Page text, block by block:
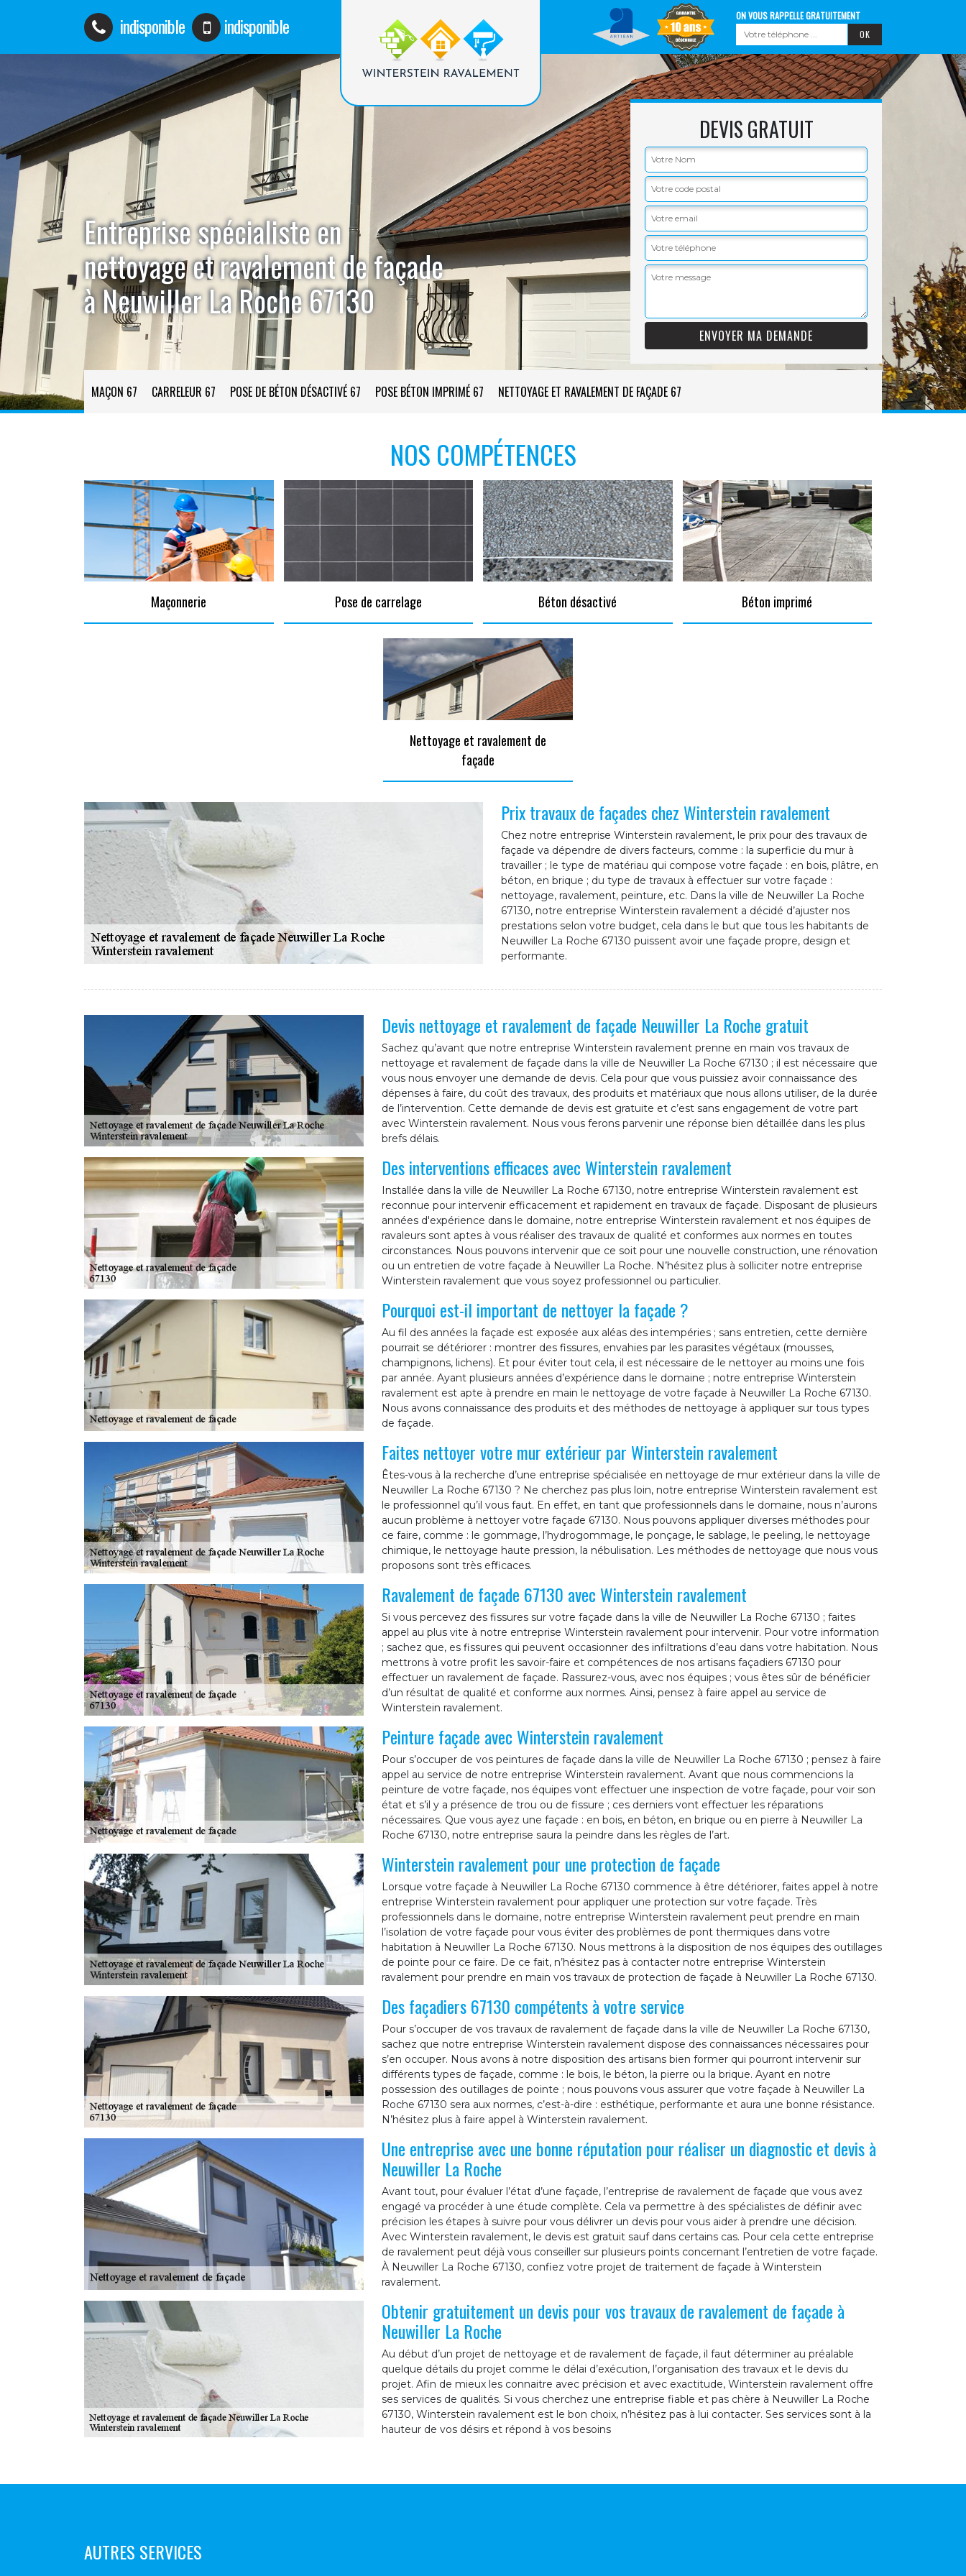
indisponible indisponible ON VOUS RAPPELLE GRATUITEMENT
Entreprise spécialiste en
nettoyage et ravalement de façade
à Neuwiller La Roche 67130
DEVIS GRATUIT
MAÇON 67 CARRELEUR 67 POSE DE BÉTON DÉSACTIVÉ 67 POSE BÉTON IMPRIMÉ 67 NETTOYAGE ET RAVALEMENT DE FAÇADE 67
NOS COMPÉTENCES
Maçonnerie Pose de carrelage Béton désactivé Béton imprimé
Nettoyage et ravalement de
façade
Prix travaux de façades chez Winterstein ravalement
Chez notre entreprise Winterstein ravalement, le prix pour des travaux de
façade va dépendre de divers facteurs, comme : la superficie du mur à
travailler ; le type de matériau qui compose votre façade : en bois, plâtre, en
béton, en brique ; du type de travaux à effectuer sur votre façade :
nettoyage, ravalement, peinture, etc. Dans la ville de Neuwiller La Roche
67130, notre entreprise Winterstein ravalement a décidé d’ajuster nos
prestations selon votre budget, cela dans le but que tous les habitants de
Neuwiller La Roche 67130 puissent avoir une façade propre, design et
performante.
Devis nettoyage et ravalement de façade Neuwiller La Roche gratuit
Sachez qu’avant que notre entreprise Winterstein ravalement prenne en main vos travaux de
nettoyage et ravalement de façade dans la ville de Neuwiller La Roche 67130 ; il est nécessaire que
vous nous envoyer une demande de devis. Cela pour que vous puissiez avoir connaissance des
dépenses à faire, du coût des travaux, des produits et matériaux que nous allons utiliser, de la durée
de l’intervention. Cette demande de devis est gratuite et c’est sans engagement de votre part
avec Winterstein ravalement. Nous vous ferons parvenir une réponse bien détaillée dans les plus
brefs délais.
Des interventions efficaces avec Winterstein ravalement
Installée dans la ville de Neuwiller La Roche 67130, notre entreprise Winterstein ravalement est
reconnue pour intervenir efficacement et rapidement en travaux de façade. Disposant de plusieurs
années d'expérience dans le domaine, notre entreprise Winterstein ravalement et nos équipes de
ravaleurs sont aptes à vous réaliser des travaux de qualité et conformes aux normes en toutes
circonstances. Nous pouvons intervenir que ce soit pour une nouvelle construction, une rénovation
ou un entretien de votre façade à Neuwiller La Roche. N’hésitez plus à solliciter notre entreprise
Winterstein ravalement que vous soyez professionnel ou particulier.
Pourquoi est-il important de nettoyer la façade ?
Au fil des années la façade est exposée aux aléas des intempéries ; sans entretien, cette dernière
pourrait se détériorer : montrer des fissures, envahies par les parasites végétaux (mousses,
champignons, lichens). Et pour éviter tout cela, il est nécessaire de le nettoyer au moins une fois
par année. Ayant plusieurs années d’expérience dans le domaine ; notre entreprise Winterstein
ravalement est apte à prendre en main le nettoyage de votre façade à Neuwiller La Roche 67130.
Nous avons connaissance des produits et des méthodes de nettoyage à appliquer sur tous types
de façade.
Faites nettoyer votre mur extérieur par Winterstein ravalement
Êtes-vous à la recherche d’une entreprise spécialisée en nettoyage de mur extérieur dans la ville de
Neuwiller La Roche 67130 ? Ne cherchez pas plus loin, notre entreprise Winterstein ravalement est
le professionnel qu’il vous faut. En effet, en tant que professionnels dans le domaine, nous n’aurons
aucun problème à nettoyer votre façade 67130. Nous pouvons appliquer diverses méthodes pour
ce faire, comme : le gommage, l’hydrogommage, le ponçage, le sablage, le peeling, le nettoyage
chimique, le nettoyage haute pression, la nébulisation. Les méthodes de nettoyage que nous vous
proposons sont très efficaces.
Ravalement de façade 67130 avec Winterstein ravalement
Si vous percevez des fissures sur votre façade dans la ville de Neuwiller La Roche 67130 ; faites
appel au plus vite à notre entreprise Winterstein ravalement pour intervenir. Pour votre information
; sachez que, es fissures qui peuvent occasionner des infiltrations d’eau dans votre habitation. Nous
mettrons à votre profit les savoir-faire et compétences de nos artisans façadiers 67130 pour
effectuer un ravalement de façade. Rassurez-vous, avec nos équipes ; vous êtes sûr de bénéficier
d’un résultat de qualité et conforme aux normes. Ainsi, pensez à faire appel au service de
Winterstein ravalement.
Peinture façade avec Winterstein ravalement
Pour s’occuper de vos peintures de façade dans la ville de Neuwiller La Roche 67130 ; pensez à faire
appel au service de notre entreprise Winterstein ravalement. Avant que nous commencions la
peinture de votre façade, nos équipes vont effectuer une inspection de votre façade, pour voir son
état et s’il y a présence de trou ou de fissure ; ces derniers vont effectuer les réparations
nécessaires. Que vous ayez une façade : en bois, en béton, en brique ou en pierre à Neuwiller La
Roche 67130, notre entreprise saura la peindre dans les règles de l’art.
Winterstein ravalement pour une protection de façade
Lorsque votre façade à Neuwiller La Roche 67130 commence à être détériorer, faites appel à notre
entreprise Winterstein ravalement pour appliquer une protection sur votre façade. Très
professionnels dans le domaine, notre entreprise Winterstein ravalement peut prendre en main
l’isolation de votre façade pour vous éviter des problèmes de pont thermiques dans votre
habitation à Neuwiller La Roche 67130. Nous mettrons à la disposition de nos équipes des outillages
de pointe pour ce faire. De ce fait, n’hésitez pas à contacter notre entreprise Winterstein
ravalement pour prendre en main vos travaux de protection de façade à Neuwiller La Roche 67130.
Des façadiers 67130 compétents à votre service
Pour s’occuper de vos travaux de ravalement de façade dans la ville de Neuwiller La Roche 67130,
sachez que notre entreprise Winterstein ravalement dispose des connaissances nécessaires pour
s’en occuper. Nous avons à notre disposition des artisans bien former qui pourront intervenir sur
différents types de façade, comme : le bois, le béton, la pierre ou la brique. Ayant en notre
possession des outillages de pointe ; nous pouvons vous assurer que votre façade à Neuwiller La
Roche 67130 sera aux normes, c’est-à-dire : esthétique, performante et aura une bonne résistance.
N’hésitez plus à faire appel à Winterstein ravalement.
Une entreprise avec une bonne réputation pour réaliser un diagnostic et devis à
Neuwiller La Roche
Avant tout, pour évaluer l’état d’une façade, l’entreprise de ravalement de façade que vous avez
engagé va procéder à une étude complète. Cela va permettre à des spécialistes de définir avec
précision les étapes à suivre pour vous délivrer un devis pour vous aider à prendre une décision.
Avec Winterstein ravalement, le devis est gratuit sauf dans certains cas. Pour cela cette entreprise
de ravalement peut déjà vous conseiller sur plusieurs points concernant l’entretien de votre façade.
À Neuwiller La Roche 67130, confiez votre projet de traitement de façade à Winterstein
ravalement.
Obtenir gratuitement un devis pour vos travaux de ravalement de façade à
Neuwiller La Roche
Au début d’un projet de nettoyage et de ravalement de façade, il faut déterminer au préalable
quelque détails du projet comme le délai d’exécution, l’organisation des travaux et le devis du
projet. Afin de mieux les connaitre avec précision et avec exactitude, Winterstein ravalement offre
ses services de qualités. Si vous cherchez une entreprise fiable et pas chère à Neuwiller La Roche
67130, Winterstein ravalement est le bon choix, n’hésitez pas à lui contacter. Ses services sont à la
hauteur de vos désirs et répond à vos besoins
AUTRES SERVICES